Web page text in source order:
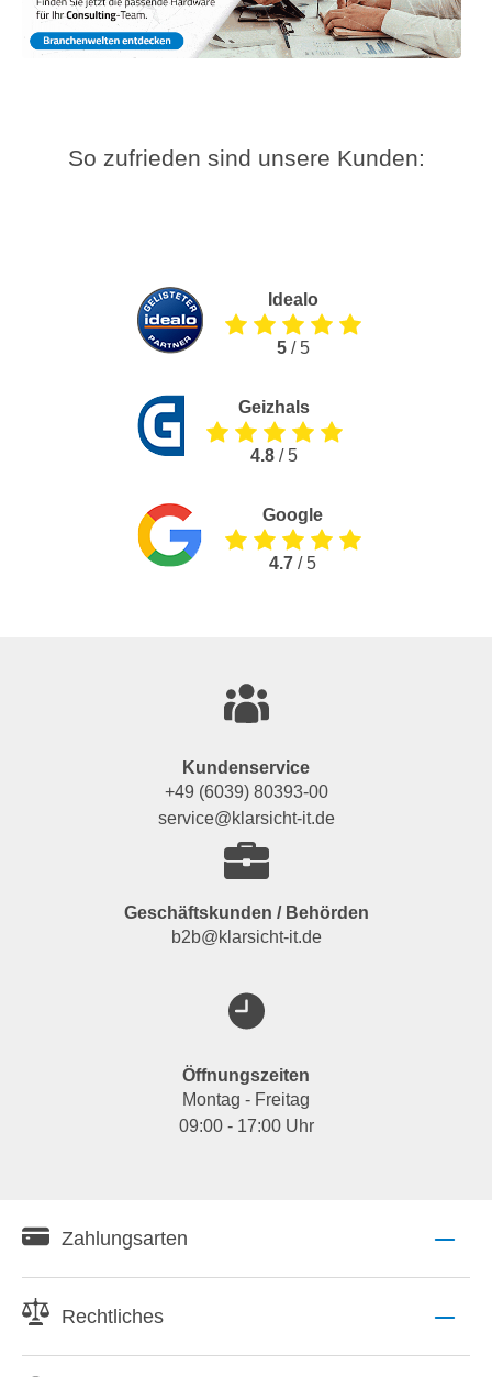
So zufrieden sind unsere Kunden:
Idealo
5/ 5
Geizhals
4.8 / 5
Google
4.7 / 5
Kundenservice
+49 (6039) 80393-00
service@klarsicht-it.de
Geschäftskunden / Behörden
b2b@klarsicht-it.de
Öffnungszeiten
Montag - Freitag
09:00 - 17:00 Uhr
Zahlungsarten
Rechtliches